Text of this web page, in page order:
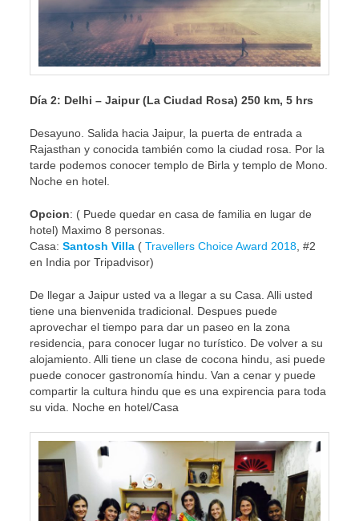
Día 2: Delhi – Jaipur (La Ciudad Rosa) 250 km, 5 hrs
Desayuno. Salida hacia Jaipur, la puerta de entrada a
Rajasthan y conocida también como la ciudad rosa. Por la
tarde podemos conocer templo de Birla y templo de Mono.
Noche en hotel.
Opcion: ( Puede quedar en casa de familia en lugar de
hotel) Maximo 8 personas.
Casa:Santosh Villa (Travellers Choice Award 2018 , #2
en India por Tripadvisor)
De llegar a Jaipur usted va a llegar a su Casa. Alli usted
tiene una bienvenida tradicional. Despues puede
aprovechar el tiempo para dar un paseo en la zona
residencia, para conocer lugar no turístico. De volver a su
alojamiento. Alli tiene un clase de cocona hindu, asi puede
puede conocer gastronomía hindu. Van a cenar y puede
compartir la cultura hindu que es una expirencia para toda
su vida. Noche en hotel/Casa